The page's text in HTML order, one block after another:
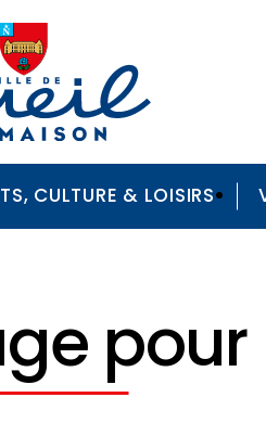
CULTURE & LOISIRS